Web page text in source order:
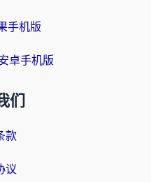
手机版
卓手机版
们
款
议